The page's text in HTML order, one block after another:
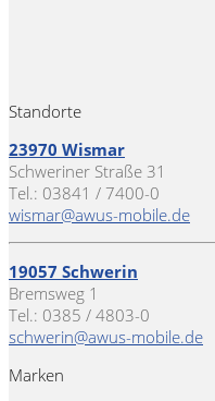
Standorte
23970 Wismar
Schweriner Straße 31
Tel.: 03841 / 7400-0
wismar@awus-mobile.de
19057 Schwerin
Bremsweg 1
Tel.: 0385 / 4803-0
schwerin@awus-mobile.de
Marken